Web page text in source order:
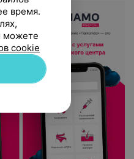
время.
можете
cookie